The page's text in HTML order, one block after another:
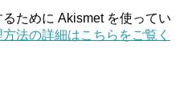
ために Akismet を使ってい
法の詳細はこちらをご覧く